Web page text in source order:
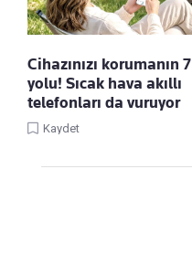
Cihazınızı korumanın 7
yolu! Sıcak hava akıllı
telefonları da vuruyor
Kaydet